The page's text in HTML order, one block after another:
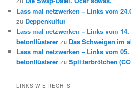
Lass mal netzwerken – Links vom
zu Deppenkultur
Lass mal netzwerken – Links vom 14.
betonflüsterer zu Das Schweigen im
Lass mal netzwerken – Links vom 05.
betonflüsterer zuSplitterbrötchen
LINKS WIE RECHTS